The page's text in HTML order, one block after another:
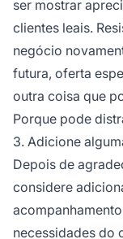
ser mostrar
clientes leais.
negócio
futura, oferta
outra coisa que
Porque pode
3. Adicione
Depois de
considere
necessidades do